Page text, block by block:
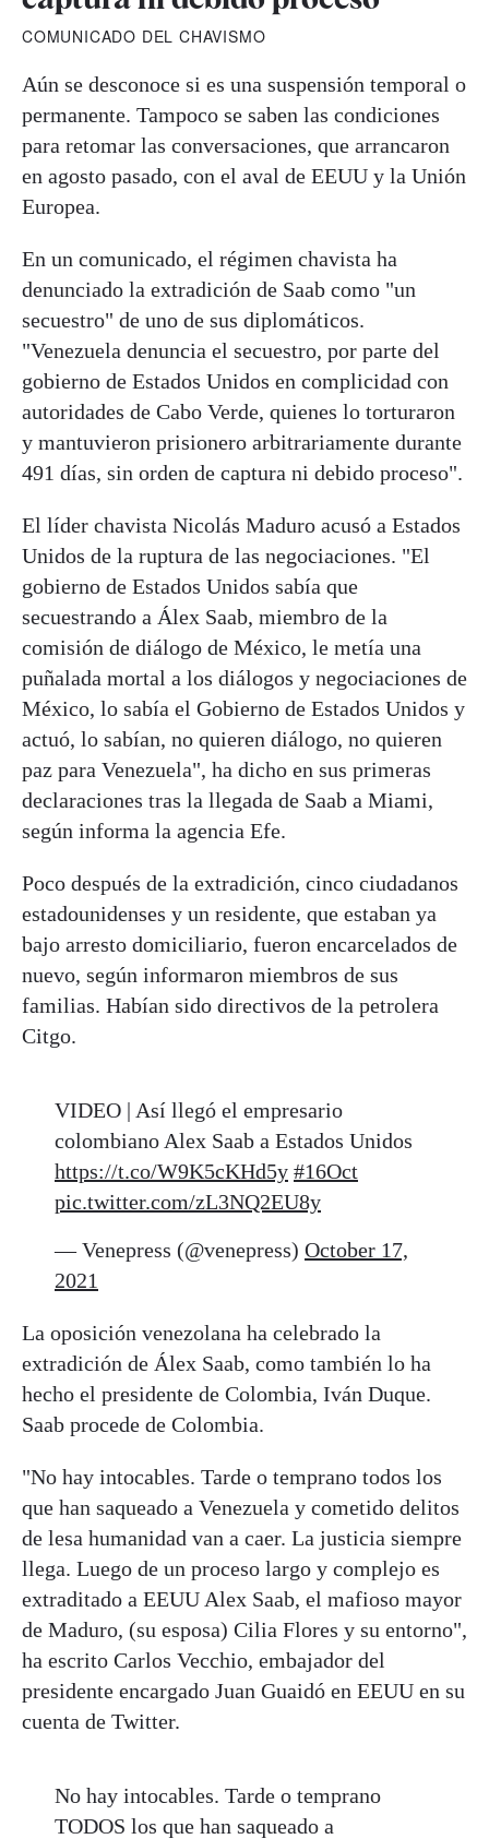
COMUNICADO DEL CHAVISMO
Aún se desconoce si es una suspensión temporal o
permanente. Tampoco se saben las condiciones
para retomar las conversaciones, que arrancaron
en agosto pasado, con el aval de EEUU y la Unión
Europea.
En un comunicado, el régimen chavista ha
denunciado la extradición de Saab como "un
secuestro" de uno de sus diplomáticos.
"Venezuela denuncia el secuestro, por parte del
gobierno de Estados Unidos en complicidad con
autoridades de Cabo Verde, quienes lo torturaron
y mantuvieron prisionero arbitrariamente durante
491 días, sin orden de captura ni debido proceso".
El líder chavista Nicolás Maduro acusó a Estados
Unidos de la ruptura de las negociaciones. "El
gobierno de Estados Unidos sabía que
secuestrando a Álex Saab, miembro de la
comisión de diálogo de México, le metía una
puñalada mortal a los diálogos y negociaciones de
México, lo sabía el Gobierno de Estados Unidos y
actuó, lo sabían, no quieren diálogo, no quieren
paz para Venezuela", ha dicho en sus primeras
declaraciones tras la llegada de Saab a Miami,
según informa la agencia Efe.
Poco después de la extradición, cinco ciudadanos
estadounidenses y un residente, que estaban ya
bajo arresto domiciliario, fueron encarcelados de
nuevo, según informaron miembros de sus
familias. Habían sido directivos de la petrolera
Citgo.
VIDEO | Así llegó el empresario
colombiano Alex Saab a Estados Unidos
https://t.co/W9K5cKHd5y #16Oct
pic.twitter.com/zL3NQ2EU8y
— Venepress (@venepress) October 17,
2021
La oposición venezolana ha celebrado la
extradición de Álex Saab, como también lo ha
hecho el presidente de Colombia, Iván Duque.
Saab procede de Colombia.
"No hay intocables. Tarde o temprano todos los
que han saqueado a Venezuela y cometido delitos
de lesa humanidad van a caer. La justicia siempre
llega. Luego de un proceso largo y complejo es
extraditado a EEUU Alex Saab, el mafioso mayor
de Maduro, (su esposa) Cilia Flores y su entorno",
ha escrito Carlos Vecchio, embajador del
presidente encargado Juan Guaidó en EEUU en su
cuenta de Twitter.
No hay intocables. Tarde o temprano
TODOS los que han saqueado a